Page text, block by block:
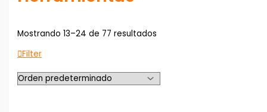
Mostrando 13–24 de 77 resultados
Filter